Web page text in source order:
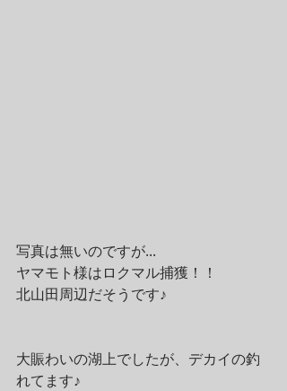
写真は無いのですが...
ヤマモト様はロクマル捕獲！！
北山田周辺だそうです♪
大賑わいの湖上でしたが、デカイの釣
れてます♪